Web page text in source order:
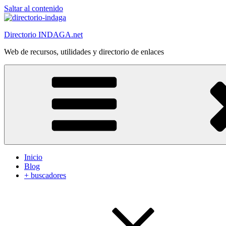
Saltar al contenido
Directorio INDAGA.net
Web de recursos, utilidades y directorio de enlaces
Inicio
Blog
+ buscadores